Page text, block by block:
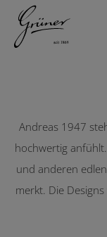
Andreas 1947
hochwertig
und anderen
merkt. Die